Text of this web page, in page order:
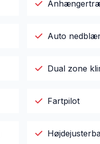
Auto
Dual zone
Fartpilot